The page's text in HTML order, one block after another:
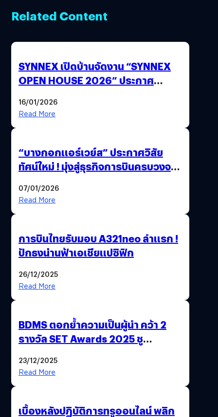
Related Content
SYNNEX เปิดบ้านจัดงาน “SYNNEX
OPEN HOUSE 2026” ประกาศ
ได้ 53,000 ล้านบาท
16/01/2026
Read More
“บางกอกแอร์เวย์ส” ประกาศวิสัย
ทัศน์ใหม่ ! มุ่งสู่ธุรกิจการบินครบวงจร
สังคม
07/01/2026
Read More
การบินไทยรับมอบ A321neo ลำแรก !
ปักธงน่านฟ้าเอเชียแปซิฟิก
26/12/2025
Read More
BDMS ตอกย้ำความเป็นผู้นำ คว้า 2
รางวัล SET Awards 2025 ชู
สุขภาพไทยสู่ความยั่งยืน
23/12/2025
Read More
เบื้องหลังปฏิบัติการทรูออนไลน์ พลิก